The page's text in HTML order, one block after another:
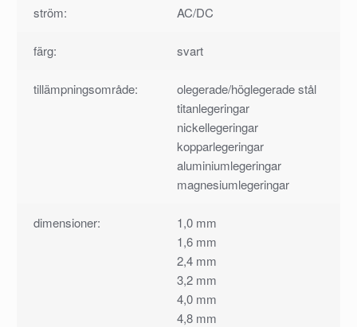
ström: AC/DC
färg: svart
tillämpningsområde:
olegerade/höglegerade stål
titanlegeringar
nickellegeringar
kopparlegeringar
aluminiumlegeringar
magnesiumlegeringar
dimensioner:
1,0 mm
1,6 mm
2,4 mm
3,2 mm
4,0 mm
4,8 mm